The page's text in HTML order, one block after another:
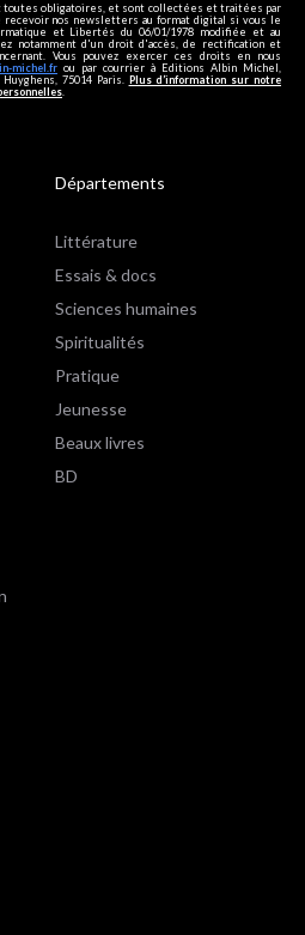
toutes obligatoires, et sont collectées et traitées par
nos newsletters au format digital si vous le
et Libertés du 06/01/1978 modifiée et au
notamment d'un droit d'accès, de rectification et
Vous pouvez exercer ces droits en nous
michel.fr ou par courrier à Editions Albin Michel,
75014 Paris. Plus d’information sur notre
Départements
Littérature
Essais & docs
Sciences humaines
Spiritualités
Pratique
Jeunesse
Beaux livres
BD